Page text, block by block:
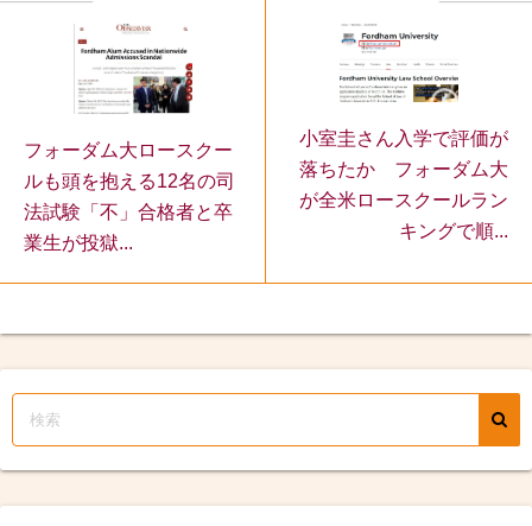
フォーダム大ロースクー
ルも頭を抱える12名の司
法試験「不」合格者と卒
業生が投獄...
小室圭さん入学で評価が
落ちたか フォーダム大
が全米ロースクールラン
キングで順...